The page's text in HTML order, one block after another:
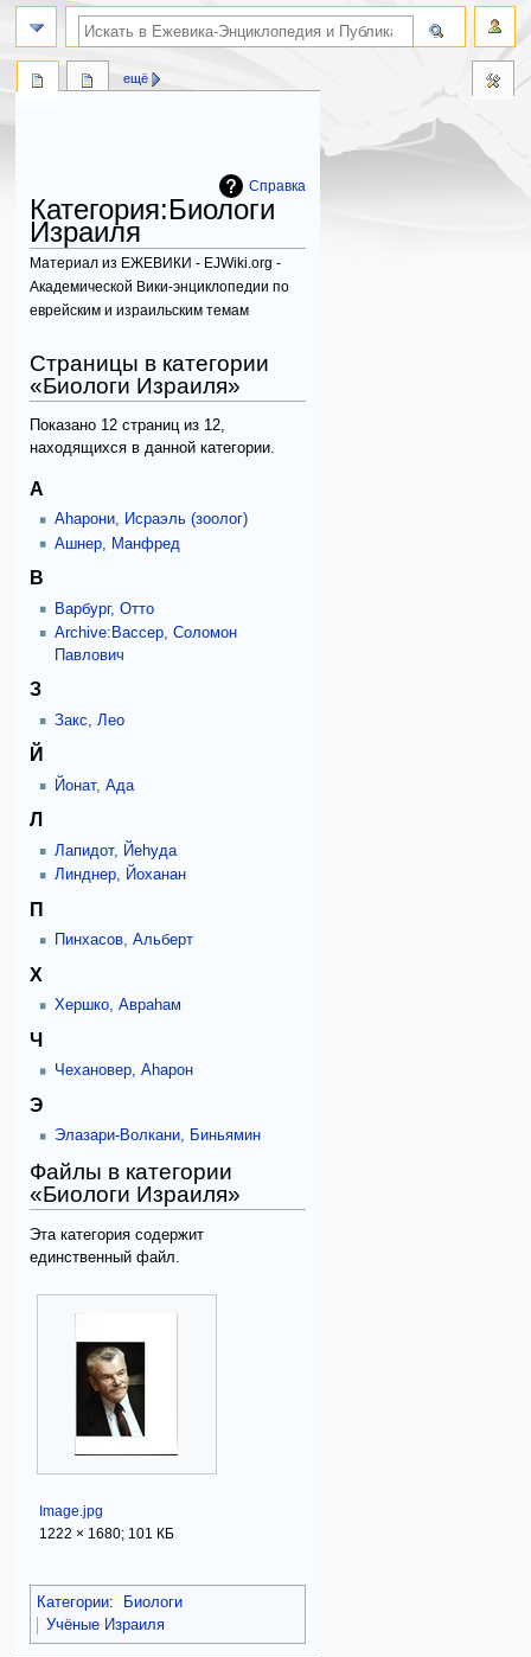
Справка
Категория:Биологи
Израиля
Материал из ЕЖЕВИКИ - EJWiki.org -
Академической Вики-энциклопедии по
еврейским и израильским темам
к
навигации
к
поиску
Страницы в категории
«Биологи Израиля»
Показано 12 страниц из 12,
находящихся в данной категории.
А
Аhарони, Исраэль (зоолог)
Ашнер, Манфред
В
Варбург, Отто
Archive:Вассер, Соломон
Павлович
З
Закс, Лео
Й
Йонат, Ада
Л
Лапидот, Йеhуда
Линднер, Йоханан
П
Пинхасов, Альберт
Х
Хершко, Авраhам
Ч
Чехановер, Аhарон
Э
Элазари-Волкани, Биньямин
Файлы в категории
«Биологи Израиля»
Эта категория содержит
единственный файл.
Image.jpg
1222 × 1680; 101 КБ
Категории:
Биологи
Учёные Израиля
ещё
поиск по словам